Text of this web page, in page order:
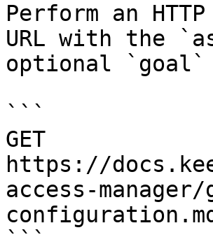
Perform an
URL with the
optional `goal`
```
GET
https://
access-
```